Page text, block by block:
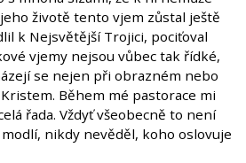
životě tento vjem zůstal ještě
k Nejsvětější Trojici, pociťoval
vjemy nejsou vůbec tak řídké,
se nejen při obrazném nebo
Během mé pastorace mi
řada. Vždyť všeobecně to není
nikdy nevěděl, koho oslovuje